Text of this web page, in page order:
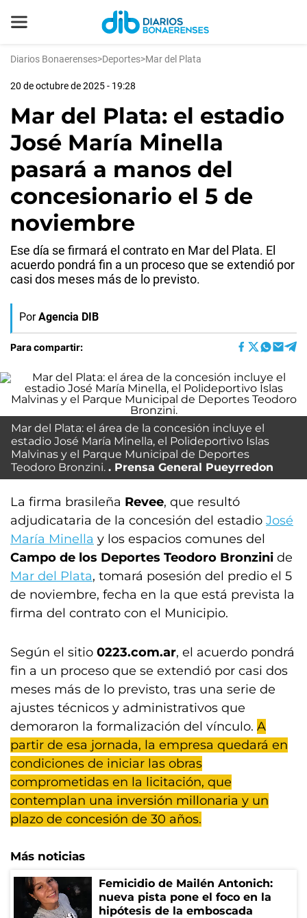
Diarios Bonaerenses>Deportes>Mar del Plata
20 de octubre de 2025 - 19:28
Mar del Plata: el estadio
José María Minella
pasará a manos del
concesionario el 5 de
noviembre
Ese día se firmará el contrato en Mar del Plata. El
acuerdo pondrá fin a un proceso que se extendió por
casi dos meses más de lo previsto.
Por Agencia DIB
Para compartir:
Mar del Plata: el área de la concesión incluye el
estadio José María Minella, el Polideportivo Islas
Malvinas y el Parque Municipal de Deportes
Teodoro Bronzini.
Prensa General Pueyrredon
La firma brasileña Revee, que resultó
adjudicataria de la concesión del estadio José
María Minella y los espacios comunes del
Campo de los Deportes Teodoro Bronzini de
Mar del Plata, tomará posesión del predio el 5
de noviembre, fecha en la que está prevista la
firma del contrato con el Municipio.
Según el sitio 0223.com.ar, el acuerdo pondrá
fin a un proceso que se extendió por casi dos
meses más de lo previsto, tras una serie de
ajustes técnicos y administrativos que
demoraron la formalización del vínculo. A
partir de esa jornada, la empresa quedará en
condiciones de iniciar las obras
comprometidas en la licitación, que
contemplan una inversión millonaria y un
plazo de concesión de 30 años.
Más noticias
Femicidio de Mailén Antonich:
nueva pista pone el foco en la
hipótesis de la emboscada